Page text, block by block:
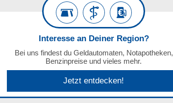
Interesse an Deiner Region?
Bei uns findest du Geldautomaten, Notapotheken,
Benzinpreise und vieles mehr.
Jetzt entdecken!